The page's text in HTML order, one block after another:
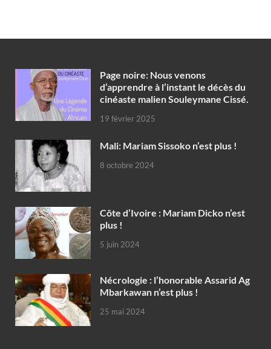
Page noire: Nous venons
d’apprendre à l’instant le décès du
cinéaste malien Souleymane Cissé.
19 février 2025
Mali: Mariam Sissoko n’est plus !
8 octobre 2024
Côte d’Ivoire : Mariam Dicko n’est
plus !
5 juin 2024
Nécrologie : l’honorable Assarid Ag
Mbarkawan n’est plus !
25 mai 2024